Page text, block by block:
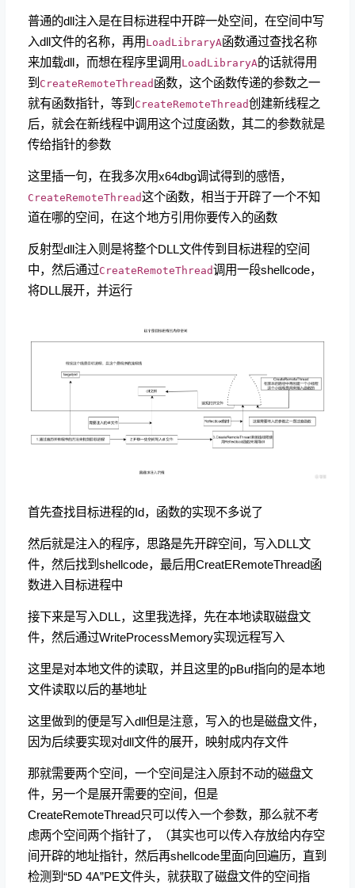
普通的dll注入是在目标进程中开辟一处空间，在空间中写
入dll文件的名称，再用LoadLibraryA函数通过查找名称
来加载dll，而想在程序里调用LoadLibraryA的话就得用
到 CreateRemoteThread函数，这个函数传递的参数之一
就有函数指针，等到 CreateRemoteThread创建新线程之
后，就会在新线程中调用这个过度函数，其二的参数就是
传给指针的参数
这里插一句，在我多次用x64dbg调试得到的感悟，
CreateRemoteThread这个函数，相当于开辟了一个不知
道在哪的空间，在这个地方引用你要传入的函数
反射型dll注入则是将整个DLL文件传到目标进程的空间
中，然后通过CreateRemoteThread调用一段shellcode，
将DLL展开，并运行
首先查找目标进程的Id，函数的实现不多说了
然后就是注入的程序，思路是先开辟空间，写入DLL文
件，然后找到shellcode，最后用CreatERemoteThread函
数进入目标进程中
接下来是写入DLL，这里我选择，先在本地读取磁盘文
件，然后通过WriteProcessMemory实现远程写入
这里是对本地文件的读取，并且这里的pBuf指向的是本地
文件读取以后的基地址
这里做到的便是写入dll但是注意，写入的也是磁盘文件，
因为后续要实现对dll文件的展开，映射成内存文件
那就需要两个空间，一个空间是注入原封不动的磁盘文
件，另一个是展开需要的空间，但是
CreateRemoteThread只可以传入一个参数，那么就不考
虑两个空间两个指针了，（其实也可以传入存放给内存空
间开辟的地址指针，然后再shellcode里面向回遍历，直到
检测到“5D 4A”PE文件头，就获取了磁盘文件的空间指